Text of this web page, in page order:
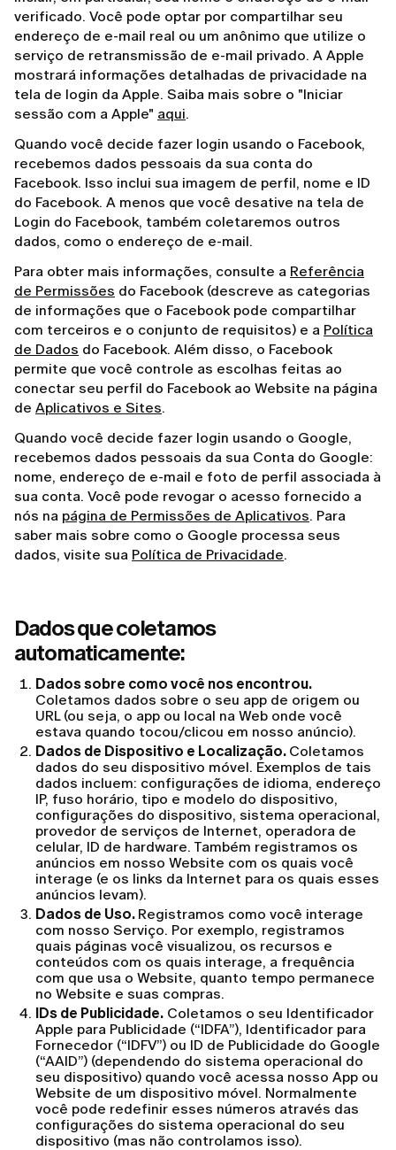
verificado. Você pode optar por compartilhar seu
endereço de e-mail real ou um anônimo que utilize o
serviço de retransmissão de e-mail privado. A Apple
mostrará informações detalhadas de privacidade na
tela de login da Apple. Saiba mais sobre o "Iniciar
sessão com a Apple" aqui.
Quando você decide fazer login usando o Facebook,
recebemos dados pessoais da sua conta do
Facebook. Isso inclui sua imagem de perfil, nome e ID
do Facebook. A menos que você desative na tela de
Login do Facebook, também coletaremos outros
dados, como o endereço de e-mail.
Para obter mais informações, consulte a Referência
de Permissões do Facebook (descreve as categorias
de informações que o Facebook pode compartilhar
com terceiros e o conjunto de requisitos) e a Política
de Dados do Facebook. Além disso, o Facebook
permite que você controle as escolhas feitas ao
conectar seu perfil do Facebook ao Website na página
de Aplicativos e Sites.
Quando você decide fazer login usando o Google,
recebemos dados pessoais da sua Conta do Google:
nome, endereço de e-mail e foto de perfil associada à
sua conta. Você pode revogar o acesso fornecido a
nós na página de Permissões de Aplicativos. Para
saber mais sobre como o Google processa seus
dados, visite sua Política de Privacidade.
Dados que coletamos
automaticamente:
Dados sobre como você nos encontrou.
Coletamos dados sobre o seu app de origem ou
URL (ou seja, o app ou local na Web onde você
estava quando tocou/clicou em nosso anúncio).
Dados de Dispositivo e Localização. Coletamos
dados do seu dispositivo móvel. Exemplos de tais
dados incluem: configurações de idioma, endereço
IP, fuso horário, tipo e modelo do dispositivo,
configurações do dispositivo, sistema operacional,
provedor de serviços de Internet, operadora de
celular, ID de hardware. Também registramos os
anúncios em nosso Website com os quais você
interage (e os links da Internet para os quais esses
anúncios levam).
Dados de Uso. Registramos como você interage
com nosso Serviço. Por exemplo, registramos
quais páginas você visualizou, os recursos e
conteúdos com os quais interage, a frequência
com que usa o Website, quanto tempo permanece
no Website e suas compras.
IDs de Publicidade. Coletamos o seu Identificador
Apple para Publicidade (“IDFA”), Identificador para
Fornecedor (“IDFV”) ou ID de Publicidade do Google
(“AAID”) (dependendo do sistema operacional do
seu dispositivo) quando você acessa nosso App ou
Website de um dispositivo móvel. Normalmente
você pode redefinir esses números através das
configurações do sistema operacional do seu
dispositivo (mas não controlamos isso).